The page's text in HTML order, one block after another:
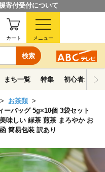
寄付受付について
検索
カート メニュー
まち一覧 特集 初心者ガイド
お茶類
ーバッグ 5g×10個 3袋セット
味しい 緑茶 煎茶 まろやか お
簡易包装 訳あり